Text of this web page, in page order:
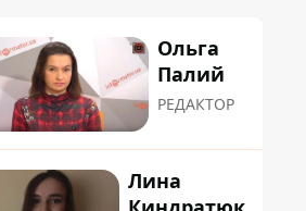
Ольга
Палий
РЕДАКТОР
Лина